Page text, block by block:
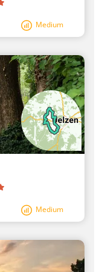
Medium
Medium